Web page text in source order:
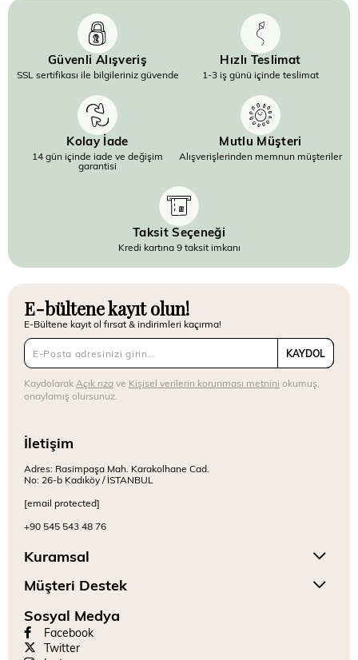
Güvenli Alışveriş
SSL sertifikası ile bilgileriniz güvende
Hızlı Teslimat
1-3 iş günü içinde teslimat
Kolay İade
14 gün içinde iade ve değişim
garantisi
Mutlu Müşteri
Alışverişlerinden memnun müşteriler
Taksit Seçeneği
Kredi kartına 9 taksit imkanı
E-bültene kayıt olun!
E-Bültene kayıt ol fırsat & indirimleri kaçırma!
KAYDOL
Kaydolarak Açık rızave Kişisel verilerin korunması metnini okumuş,
onaylamış olursunuz.
İletişim
Adres: Rasimpaşa Mah. Karakolhane Cad.
No: 26-b Kadıköy / İSTANBUL
[email protected]
+90 545 543 48 76
Kuramsal
Müşteri Destek
Sosyal Medya
Facebook
Twitter